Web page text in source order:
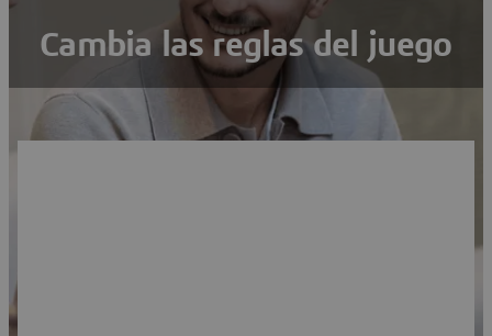
Cambia las reglas del juego